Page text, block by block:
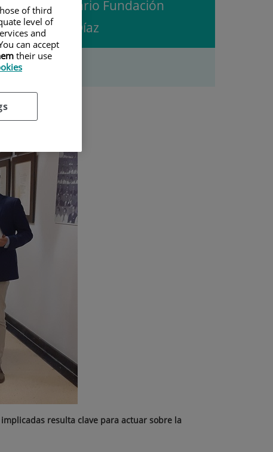
Universitario Fundación
Jiménez Díaz
resulta clave para actuar sobre la
of third
level of
and
can accept
their use